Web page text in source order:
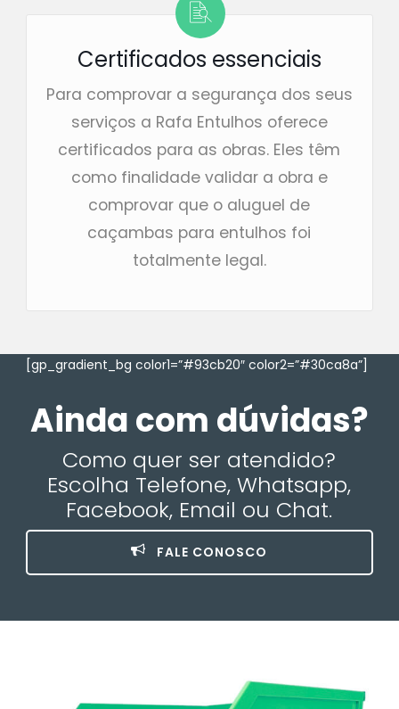
Certificados essenciais
Para comprovar a segurança dos seus
serviços a Rafa Entulhos oferece
certificados para as obras. Eles têm
como finalidade validar a obra e
comprovar que o aluguel de
caçambas para entulhos foi
totalmente legal.
[gp_gradient_bg color1=”#93cb20″ color2=”#30ca8a”]
Ainda com dúvidas?
Como quer ser atendido?
Escolha Telefone, Whatsapp,
Facebook, Email ou Chat.
FALE CONOSCO